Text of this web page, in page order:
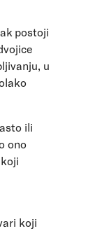
postoji
u
ili
ono
koji